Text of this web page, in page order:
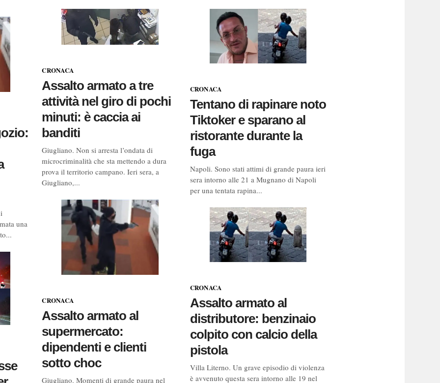
una
CRONACA
Assalto armato a tre
attività nel giro di pochi
minuti: è caccia ai
banditi
Giugliano. Non si arresta l’ondata di
microcriminalità che sta mettendo a dura
prova il territorio campano. Ieri sera, a
Giugliano,...
CRONACA
Assalto armato al
supermercato:
dipendenti e clienti
sotto choc
Giugliano. Momenti di grande paura nel
CRONACA
Tentano di rapinare noto
Tiktoker e sparano al
ristorante durante la
fuga
Napoli. Sono stati attimi di grande paura ieri
sera intorno alle 21 a Mugnano di Napoli
per una tentata rapina...
CRONACA
Assalto armato al
distributore: benzinaio
colpito con calcio della
pistola
Villa Literno. Un grave episodio di violenza
è avvenuto questa sera intorno alle 19 nel